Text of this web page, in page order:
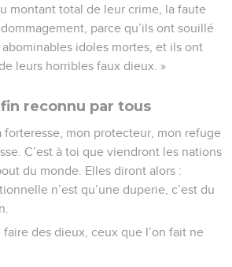
montant total de leur crime, la faute
parce qu’ils ont souillé
idoles mortes, et ils ont
leurs horribles faux dieux. »
reconnu par tous
forteresse, mon protecteur, mon refuge
C’est à toi que viendront les nations
du monde. Elles diront alors :
n’est qu’une duperie, c’est du
faire des dieux, ceux que l’on fait ne